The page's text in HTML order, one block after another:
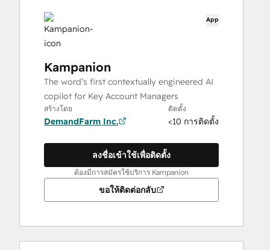
App
Kampanion
The word’s first contextually engineered AI
copilot for Key Account Managers
สร้างโดย
DemandFarm Inc.
ติดตั้ง
<10 การติดตั้ง
ลงชื่อเข้าใช้เพื่อติดตั้ง
ต้องมีการสมัครใช้บริการ Kampanion
ขอให้ติดต่อกลับ